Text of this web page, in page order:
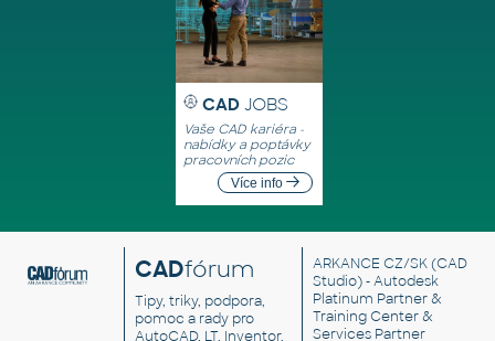
CAD JOBS
Vaše CAD kariéra -
nabídky a poptávky
pracovních pozic
Více info
CADfórum
Tipy, triky, podpora,
pomoc a rady pro
AutoCAD, LT, Inventor,
ARKANCE CZ/SK(CAD
Studio) - Autodesk
Platinum Partner &
Training Center &
Services Partner